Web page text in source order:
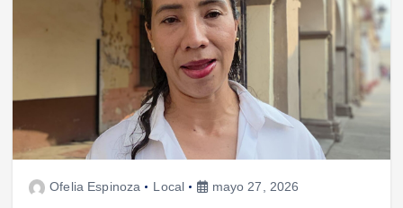
Ofelia Espinoza Local mayo 27, 2026